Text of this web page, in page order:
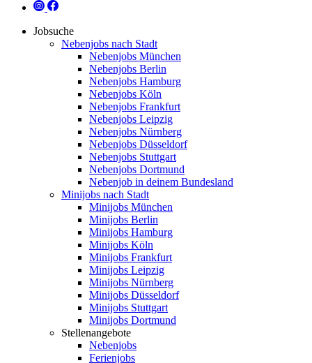
Jobsuche
Nebenjobs nach Stadt
Nebenjobs München
Nebenjobs Berlin
Nebenjobs Hamburg
Nebenjobs Köln
Nebenjobs Frankfurt
Nebenjobs Leipzig
Nebenjobs Nürnberg
Nebenjobs Düsseldorf
Nebenjobs Stuttgart
Nebenjobs Dortmund
Nebenjob in deinem Bundesland
Minijobs nach Stadt
Minijobs München
Minijobs Berlin
Minijobs Hamburg
Minijobs Köln
Minijobs Frankfurt
Minijobs Leipzig
Minijobs Nürnberg
Minijobs Düsseldorf
Minijobs Stuttgart
Minijobs Dortmund
Stellenangebote
Nebenjobs
Ferienjobs